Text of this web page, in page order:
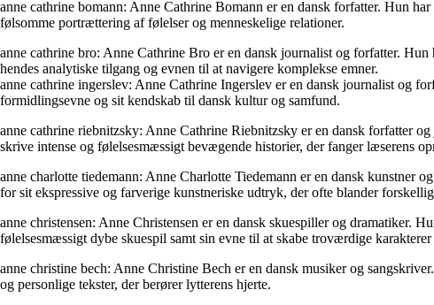
anne cathrine bomann: Anne Cathrine Bomann er en dansk forfatter. Hun
følsomme portrættering af følelser og menneskelige relationer.
anne cathrine bro: Anne Cathrine Bro er en dansk journalist og forfatter.
hendes analytiske tilgang og evnen til at navigere komplekse emner.
anne cathrine ingerslev: Anne Cathrine Ingerslev er en dansk journalist og
formidlingsevne og sit kendskab til dansk kultur og samfund.
anne cathrine riebnitzsky: Anne Cathrine Riebnitzsky er en dansk forfatter
skrive intense og følelsesmæssigt bevægende historier, der fanger læserens
anne charlotte tiedemann: Anne Charlotte Tiedemann er en dansk kunstner
for sit ekspressive og farverige kunstneriske udtryk, der ofte blander
anne christensen: Anne Christensen er en dansk skuespiller og dramatiker.
følelsesmæssigt dybe skuespil samt sin evne til at skabe troværdige karakterer
anne christine bech: Anne Christine Bech er en dansk musiker og
og personlige tekster, der berører lytterens hjerte.